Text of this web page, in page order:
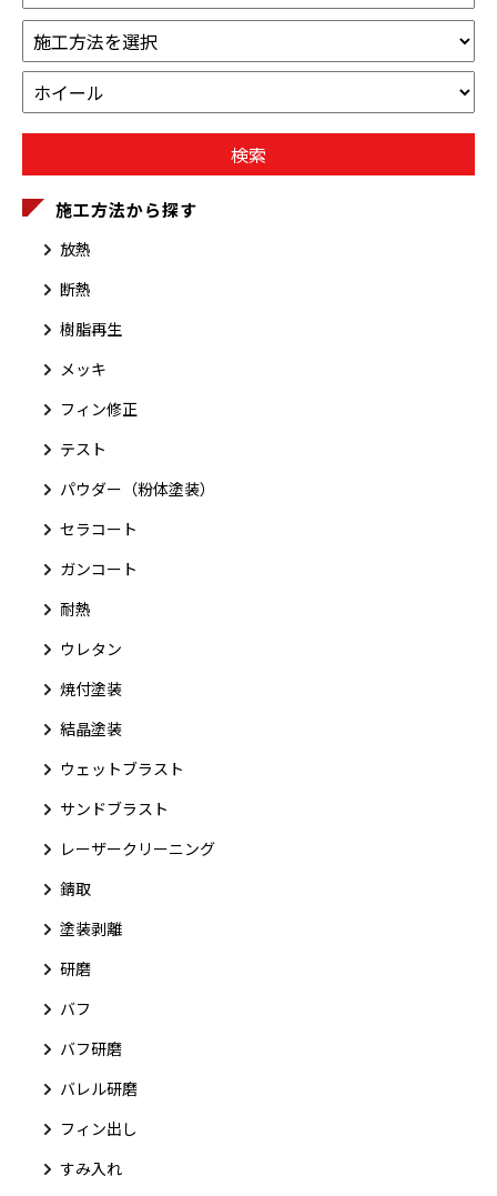
施工方法から探す
放熱
断熱
樹脂再生
メッキ
フィン修正
テスト
パウダー（粉体塗装）
セラコート
ガンコート
耐熱
ウレタン
焼付塗装
結晶塗装
ウェットブラスト
サンドブラスト
レーザークリーニング
錆取
塗装剥離
研磨
バフ
バフ研磨
バレル研磨
フィン出し
すみ入れ